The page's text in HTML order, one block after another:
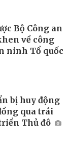
Bộ Công an
về công
ninh Tổ quốc
bị huy động
qua trái
Thủ đô